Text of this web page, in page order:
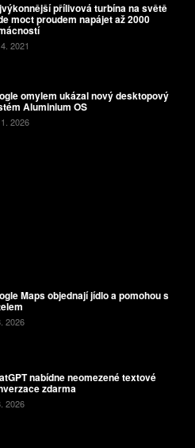
přílivová turbína na světě
moct proudem napájet až 2000
2021
omylem ukázal nový desktopový
Aluminium OS
2026
Maps objednají jídlo a pomohou s
2026
nabídne neomezené textové
zdarma
2026